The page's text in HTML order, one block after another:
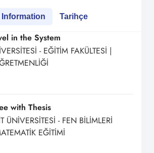
Tarihçe
in the System
- EĞİTİM FAKÜLTESİ |
with Thesis
ÜNİVERSİTESİ - FEN BİLİMLERİ
EĞİTİMİ